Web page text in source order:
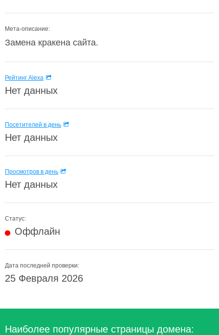
Мета-описание:
Замена кракена сайта.
Рейтинг Alexa
Нет данных
Посетителей в день
Нет данных
Просмотров в день
Нет данных
Статус:
Оффлайн
Дата последней проверки:
25 Февраля 2026
Наиболее популярные страницы домена: